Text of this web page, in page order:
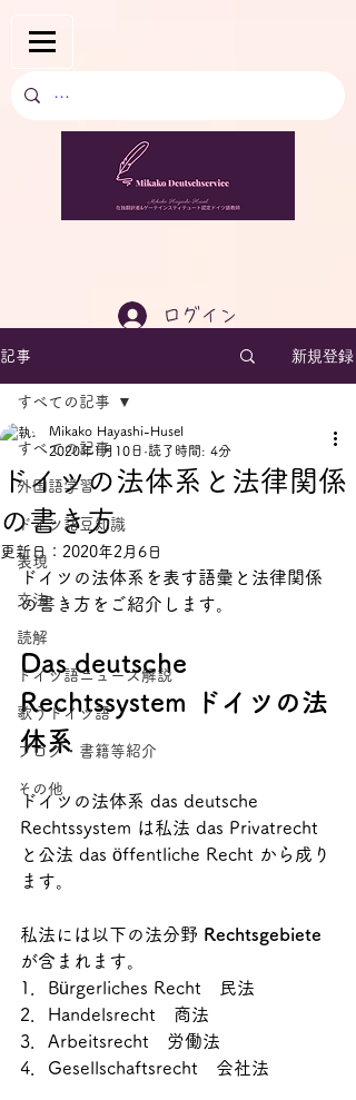
ログイン
記事 新規登録
すべての記事
外国語学習
ドイツ語豆知識
表現
文法
読解
ドイツ語ニュース解説
歌うドイツ語
ブログ・書籍等紹介
その他
すべての記事
ドイツの法体系と法律関係
の書き方
Mikako Hayashi-Husel
2020年1月10日 読了時間: 4分
更新日： 2020年2月6日
ドイツの法体系を表す語彙と法律関係
の書き方をご紹介します。
Das deutsche
Rechtssystem ドイツの法
体系
ドイツの法体系 das deutsche
Rechtssystem は私法 das Privatrecht
と公法 das öffentliche Recht から成り
ます。
私法には以下の法分野 Rechtsgebiete
が含まれます。
1．Bürgerliches Recht　民法
2．Handelsrecht　商法
3．Arbeitsrecht　労働法
4．Gesellschaftsrecht　会社法